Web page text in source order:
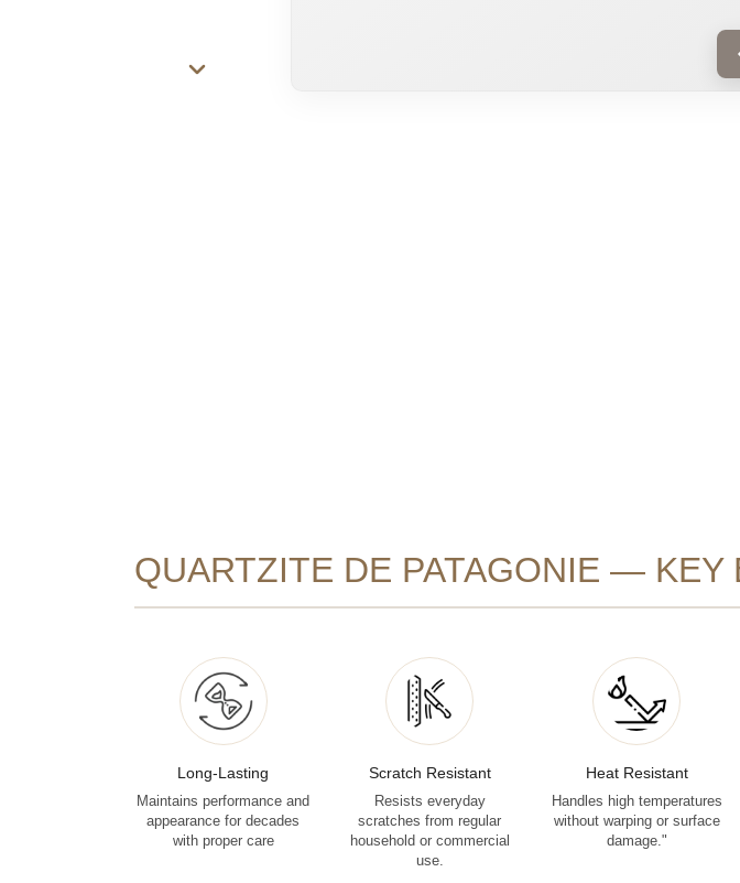
QUARTZITE DE PATAGONIE — KEY
Long-Lasting
Maintains performance and
appearance for decades
with proper care
Scratch Resistant
Resists everyday
scratches from regular
household or commercial
use.
Heat Resistant
Handles high temperatures
without warping or surface
damage."